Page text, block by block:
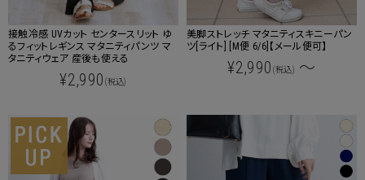
接触冷感 UVカット センタースリット ゆ
るフィットレギンス マタニティパンツ マ
タニティウェア 産後も使える
¥2,990 (税込)
美脚ストレッチ マタニティスキニーパン
ツ[ライト] [M便 6/6]【メール便可】
¥2,990 (税込) ～